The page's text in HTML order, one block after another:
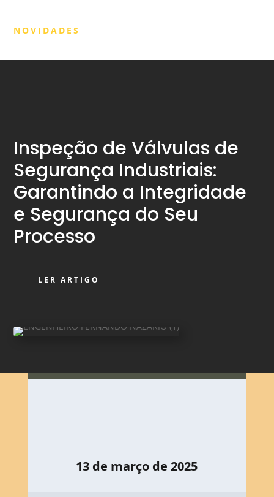
NOVIDADES
Inspeção de Válvulas de
Segurança Industriais:
Garantindo a Integridade
e Segurança do Seu
Processo
LER ARTIGO
13 de março de 2025